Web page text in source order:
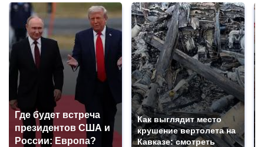
Где будет встреча
президентов США и
России: Европа?
Как выглядит место
крушение вертолета на
Кавказе: смотреть